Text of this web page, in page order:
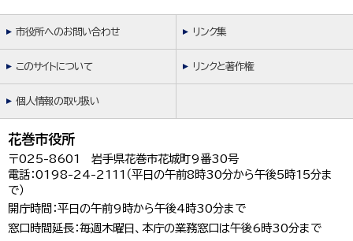
市役所へのお問い合わせ リンク集
このサイトについて リンクと著作権
個人情報の取り扱い
花巻市役所
〒025-8601 岩手県花巻市花城町9番30号
電話：0198-24-2111（平日の午前8時30分から午後5時15分ま
で）
開庁時間：平日の午前9時から午後4時30分まで
窓口時間延長：毎週木曜日、本庁の業務窓口は午後6時30分まで